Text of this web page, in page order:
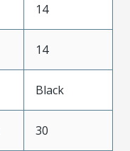
14
14
Black
30